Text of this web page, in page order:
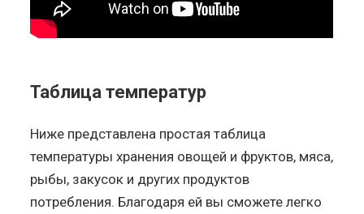
Таблица температур
Ниже представлена простая таблица
температуры хранения овощей и фруктов, мяса,
рыбы, закусок и других продуктов
потребления. Благодаря ей вы сможете легко